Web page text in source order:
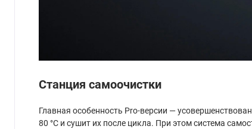
Станция самоочистки
Главная особенность Pro-версии —
80 °C и сушит их после цикла. При этом система